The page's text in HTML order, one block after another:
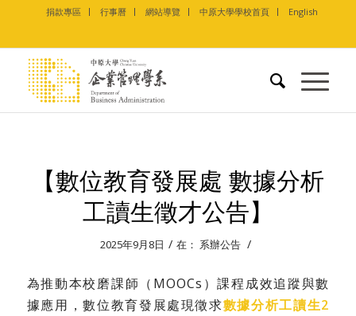
捐款專區 行事曆 網站導覽 中原大學學校首頁 English
【數位教育發展處 數據分析
工讀生徵才公告】
2025年9月8日 / 在： 系辦公告 /
為推動本校磨課師（MOOCs）課程成效追蹤與數
據應用，數位教育發展處現徵求數據分析工讀生2